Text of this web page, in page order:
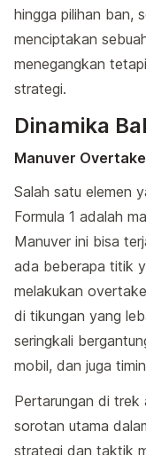
hingga pilihan ban,
menciptakan
menegangkan
strategi.
Dinamika
Manuver
Salah satu elemen
Formula 1 adalah
Manuver ini bisa
ada beberapa titik
melakukan
di tikungan yang
seringkali
mobil, dan juga
Pertarungan di trek
sorotan utama
strategi dan taktik